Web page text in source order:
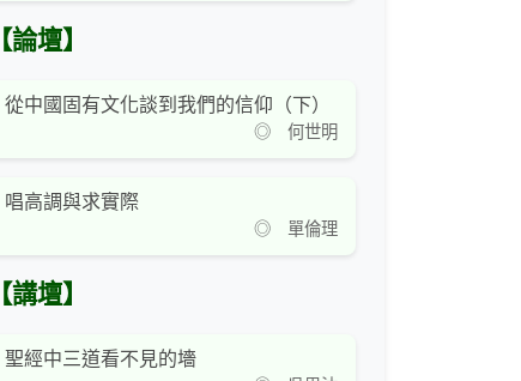
【論壇】
從中國固有文化談到我們的信仰（下）
◎ 何世明
唱高調與求實際
◎ 單倫理
【講壇】
聖經中三道看不見的墻